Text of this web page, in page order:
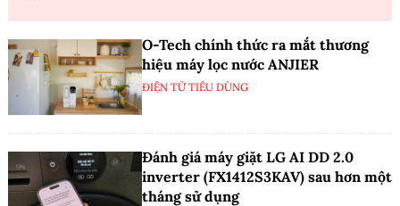
O-Tech chính thức ra mắt thương
hiệu máy lọc nước ANJIER
ĐIỆN TỬ TIÊU DÙNG
Đánh giá máy giặt LG AI DD 2.0
inverter (FX1412S3KAV) sau hơn một
tháng sử dụng